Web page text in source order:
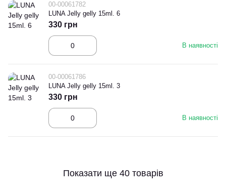
00-00061782
LUNA Jelly gelly 15ml. 6
В наявності
330 грн
00-00061786
LUNA Jelly gelly 15ml. 3
В наявності
330 грн
Показати ще 40 товарів